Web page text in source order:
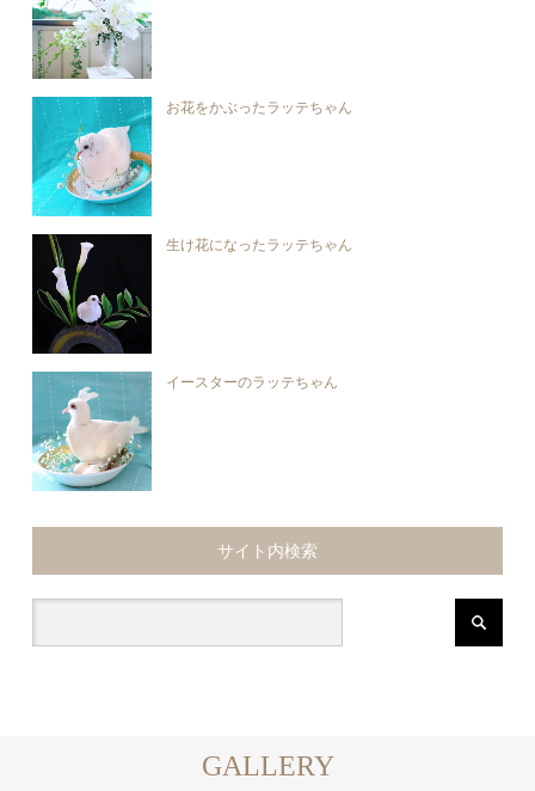
お花をかぶったラッテちゃん
生け花になったラッテちゃん
イースターのラッテちゃん
サイト内検索
GALLERY